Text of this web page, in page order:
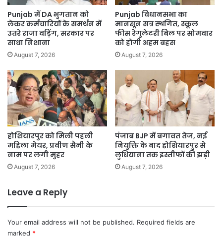
थे
लोग
Punjab में DA भुगतान को
लेकर कर्मचारियों के समर्थन में
उतरे राजा वड़िंग, सरकार पर
साधा निशाना
August 7, 2026
Punjab विधानसभा का
मानसून सत्र स्थगित, स्कूल
फीस रेगुलेटरी बिल पर सोमवार
को होगी अहम बहस
August 7, 2026
होशियारपुर को मिली पहली
महिला मेयर, प्रवीण सैनी के
नाम पर लगी मुहर
August 7, 2026
पंजाब BJP में बगावत तेज, नई
नियुक्ति के बाद होशियारपुर से
लुधियाना तक इस्तीफों की झड़ी
August 7, 2026
Leave a Reply
Your email address will not be published. Required fields are
marked *